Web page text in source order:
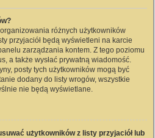
różnych użytkowników
przyjaciół będą wyświetleni na karcie
zarządzania kontem. Z tego poziomu
a także wysłać prywatną wiadomość.
posty tych użytkowników mogą być
dodany do listy wrogów, wszystkie
nie będą wyświetlane.
użytkowników z listy przyjaciół lub